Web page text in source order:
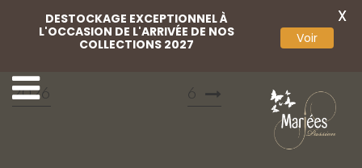
2026
6
DESTOCKAGE EXCEPTIONNEL À
L'OCCASION DE L'ARRIVÉE DE NOS
COLLECTIONS 2027
Voir
X